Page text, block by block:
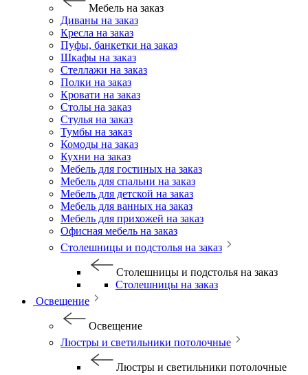
Мебель на заказ
Диваны на заказ
Кресла на заказ
Пуфы, банкетки на заказ
Шкафы на заказ
Стеллажи на заказ
Полки на заказ
Кровати на заказ
Столы на заказ
Стулья на заказ
Тумбы на заказ
Комоды на заказ
Кухни на заказ
Мебель для гостиных на заказ
Мебель для спальни на заказ
Мебель для детской на заказ
Мебель для ванных на заказ
Мебель для прихожей на заказ
Офисная мебель на заказ
Столешницы и подстолья на заказ
Столешницы и подстолья на заказ
Столешницы на заказ
Освещение
Освещение
Люстры и светильники потолочные
Люстры и светильники потолочные